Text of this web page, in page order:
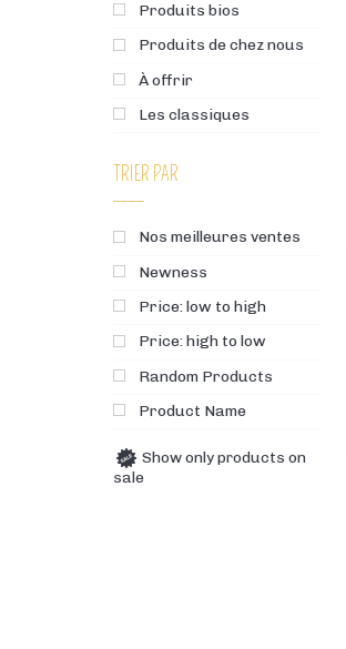
Produits bios
Produits de chez nous
À offrir
Les classiques
TRIER PAR
Nos meilleures ventes
Newness
Price: low to high
Price: high to low
Random Products
Product Name
Show only products on
sale